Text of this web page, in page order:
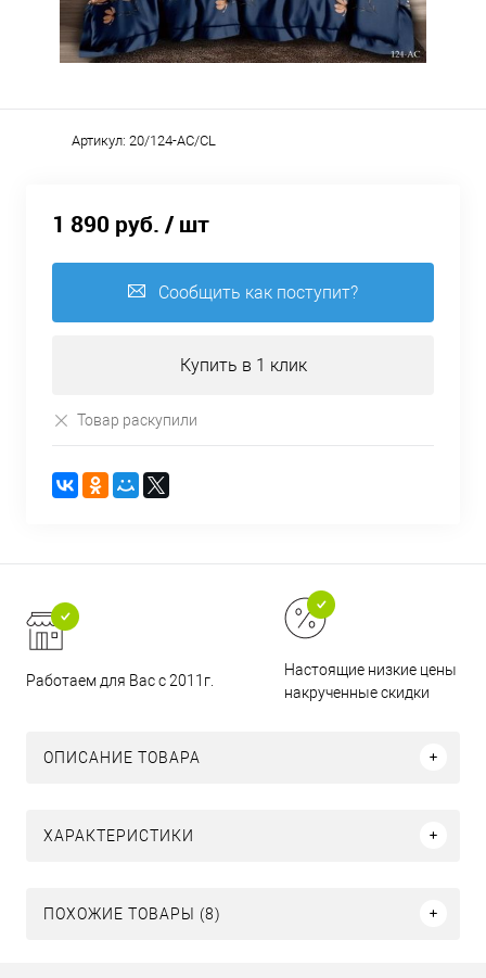
Артикул: 20/124-AC/CL
1 890 руб. / шт
Сообщить как поступит?
Купить в 1 клик
Товар раскупили
Работаем для Вас с 2011г.
Настоящие низкие цены и
накрученные скидки
ОПИСАНИЕ ТОВАРА
ХАРАКТЕРИСТИКИ
ПОХОЖИЕ ТОВАРЫ (8)